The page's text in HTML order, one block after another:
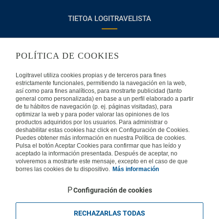
TIETOA LOGITRAVELISTA
Oikeudellinen huomautus Yleiset valmismatkaehdot
Evästekäytäntömme
MUISSA MAISSA
Espanja Portugali Italia
POLÍTICA DE COOKIES
Logitravel utiliza cookies propias y de terceros para fines
estrictamente funcionales, permitiendo la navegación en la web,
así como para fines analíticos, para mostrarte publicidad (tanto
general como personalizada) en base a un perfil elaborado a partir
de tu hábitos de navegación (p. ej. páginas visitadas), para
optimizar la web y para poder valorar las opiniones de los
productos adquiridos por los usuarios. Para administrar o
deshabilitar estas cookies haz click en Configuración de Cookies.
Puedes obtener más información en nuestra Política de cookies.
Pulsa el botón Aceptar Cookies para confirmar que has leído y
aceptado la información presentada. Después de aceptar, no
volveremos a mostrarte este mensaje, excepto en el caso de que
borres las cookies de tu dispositivo. Más información
Configuración de cookies
RECHAZARLAS TODAS